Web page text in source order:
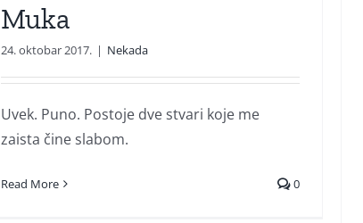
Muka
24. oktobar 2017. | Nekada
Uvek. Puno. Postoje dve stvari koje me
zaista čine slabom.
Read More 0